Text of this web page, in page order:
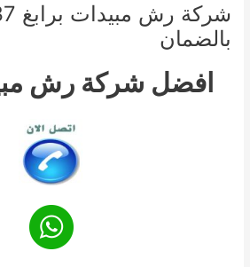
بالضمان
افضل شركة رش